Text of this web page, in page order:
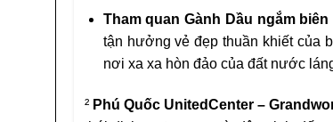
Tham quan Gành Dầu ngắm
tận hưởng vẻ đẹp thuần khiết của
nơi xa xa hòn đảo của đất nước
² Phú Quốc UnitedCenter –